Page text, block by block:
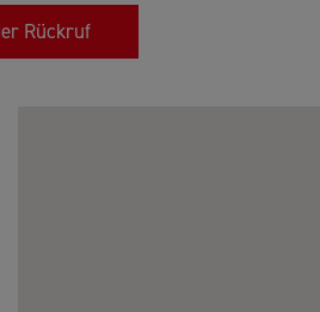
Rückruf